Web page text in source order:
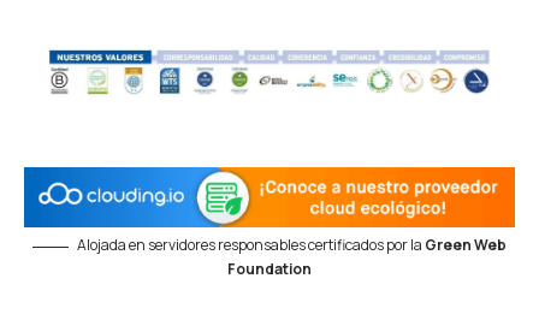
Alojada en servidores responsables certificados por la Green Web
Foundation